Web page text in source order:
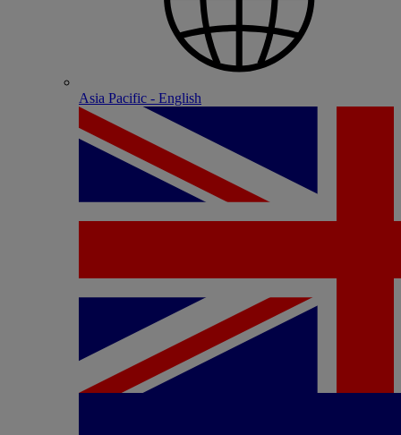
Asia Pacific - English